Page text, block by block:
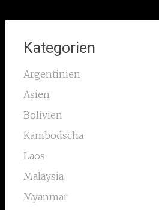
Kategorien
Argentinien
Asien
Bolivien
Kambodscha
Laos
Malaysia
Myanmar